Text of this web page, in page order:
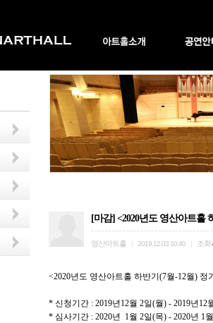
[마감] <2020년도 영산아트홀
영산아트홀 2019.12.03 10:40 조회
<2020년도 영산아트홀 하반기 (7월-12월) 정
* 신청기간 : 2019년 12월 2일(월) - 2019년 12
* 심사기간 : 2020년 1월 2일(목) - 2020년 1